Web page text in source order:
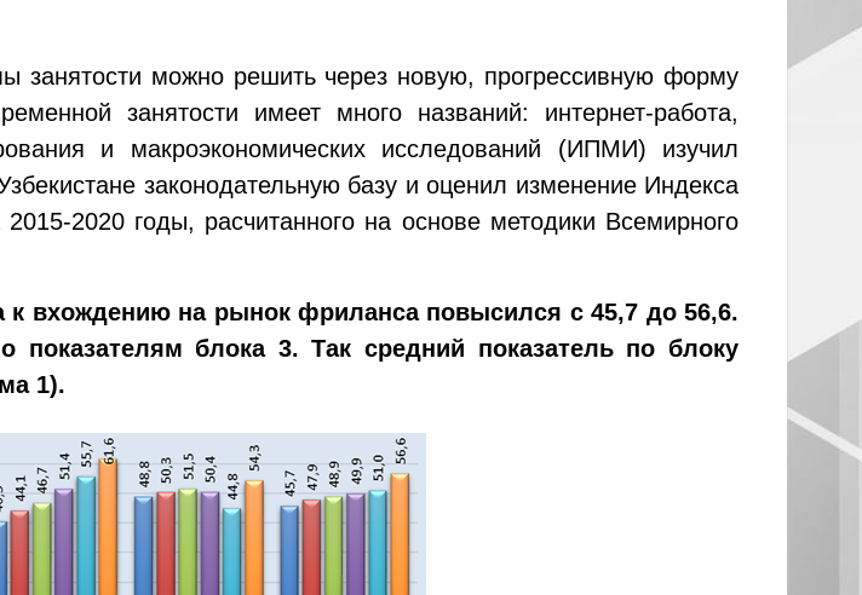
занятости можно решить через новую, прогрессивную форму
занятости имеет много названий: интернет-работа,
и макроэкономических исследований (ИПМИ) изучил
законодательную базу и оценил изменение Индекса
2020 годы, расчитанного на основе методики Всемирного
к вхождению на рынок фриланса повысился с 45,7 до 56,6.
блока 3. Так средний показатель по блоку
1).